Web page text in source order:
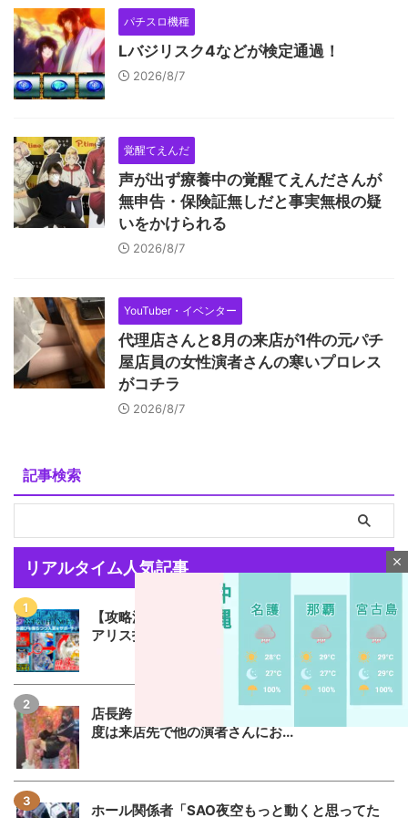
パチスロ機種
Lバジリスク4などが検定通過！
2026/8/7
覚醒てえんだ
声が出ず療養中の覚醒てえんださんが
無申告・保険証無しだと事実無根の疑
いをかけられる
2026/8/7
YouTuber・イベンター
代理店さんと8月の来店が1件の元パチ
屋店員の女性演者さんの寒いプロレス
がコチラ
2026/8/7
記事検索
リアルタイム人気記事
【攻略法？】eSAO夜空回転体狙い打ち「SAO
アリス打法」を試した人が...
店長跨り画像で話題になった女性演者さん、今
度は来店先で他の演者さんにお...
ホール関係者「SAO夜空もっと動くと思ってた
close
t